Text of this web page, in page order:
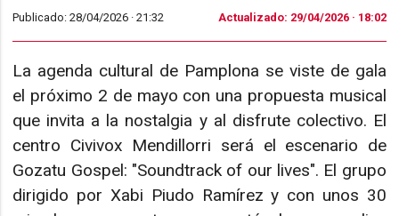
Publicado: 28/04/2026 ·21:32 Actualizado: 29/04/2026 · 18:02
La agenda cultural de Pamplona se viste de gala
el próximo 2 de mayo con una propuesta musical
que invita a la nostalgia y al disfrute colectivo. El
centro Civivox Mendillorri será el escenario de
Gozatu Gospel: "Soundtrack of our lives". El grupo
dirigido por Xabi Piudo Ramírez y con unos 30